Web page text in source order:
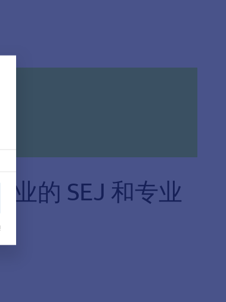
的 SEJ 和专业